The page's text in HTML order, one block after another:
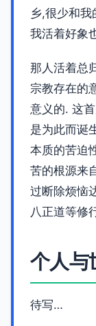
乡,很少和
我活着好象
那人活着总
宗教存在的
意义的. 这
是为此而诞
本质的苦迫
苦的根源来
过断除烦恼
八正道等修
个人与
待写…